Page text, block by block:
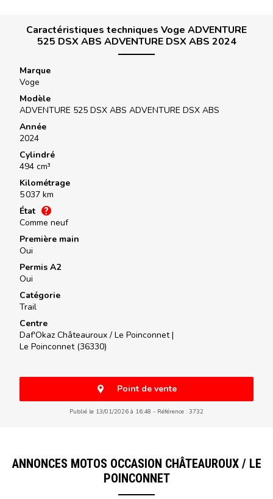
Caractéristiques techniques Voge ADVENTURE
525 DSX ABS ADVENTURE DSX ABS 2024
Marque
Voge
Modèle
ADVENTURE 525 DSX ABS ADVENTURE DSX ABS
Année
2024
Cylindré
494 cm³
Kilométrage
5 037 km
État
Comme neuf
Première main
Oui
Permis A2
Oui
Catégorie
Trail
Centre
Daf'Okaz Châteauroux / Le Poinconnet |
Le Poinconnet (36330)
Point de vente
Publié le 13/01/2026 à 16:48 Référence : 3732
ANNONCES MOTOS OCCASION CHÂTEAUROUX / LE
POINCONNET